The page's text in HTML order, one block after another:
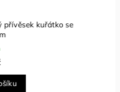
Stříbrný přívěsek